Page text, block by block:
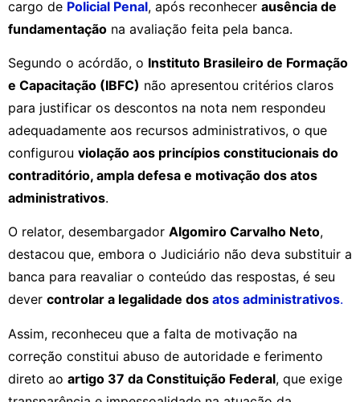
cargo de Policial Penal, após reconhecer ausência de
fundamentação na avaliação feita pela banca.
Segundo o acórdão, o Instituto Brasileiro de Formação
e Capacitação (IBFC) não apresentou critérios claros
para justificar os descontos na nota nem respondeu
adequadamente aos recursos administrativos, o que
configurou violação aos princípios constitucionais do
contraditório, ampla defesa e motivação dos atos
administrativos.
O relator, desembargador Algomiro Carvalho Neto,
destacou que, embora o Judiciário não deva substituir a
banca para reavaliar o conteúdo das respostas, é seu
dever controlar a legalidade dos atos administrativos.
Assim, reconheceu que a falta de motivação na
correção constitui abuso de autoridade e ferimento
direto ao artigo 37 da Constituição Federal, que exige